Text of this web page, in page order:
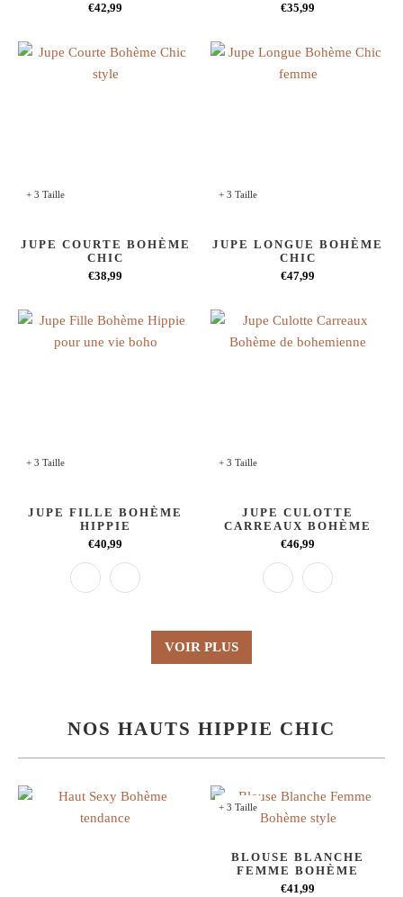
€42,99
€35,99
+ 3 Taille
JUPE COURTE BOHÈME
CHIC
€38,99
+ 3 Taille
JUPE LONGUE BOHÈME
CHIC
€47,99
+ 3 Taille
JUPE FILLE BOHÈME
HIPPIE
€40,99
+ 3 Taille
JUPE CULOTTE
CARREAUX BOHÈME
€46,99
VOIR PLUS
NOS HAUTS HIPPIE CHIC
+ 3 Taille
BLOUSE BLANCHE
FEMME BOHÈME
€41,99